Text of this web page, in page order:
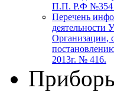
П.П. Р.Ф №354
Перечень
деятельности
Организации,
2013г. № 416.